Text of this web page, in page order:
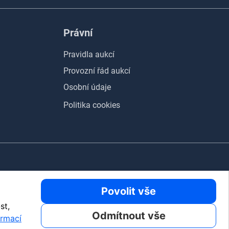
Právní
Pravidla aukcí
Provozní řád aukcí
Osobní údaje
Politika cookies
Safer Internet Centrum Dobrá doména
Povolit vše
Odmítnout vše